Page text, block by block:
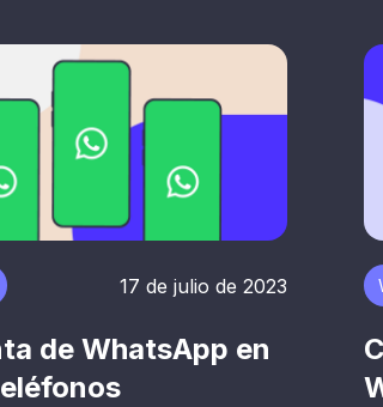
17 de julio de 2023
de WhatsApp en